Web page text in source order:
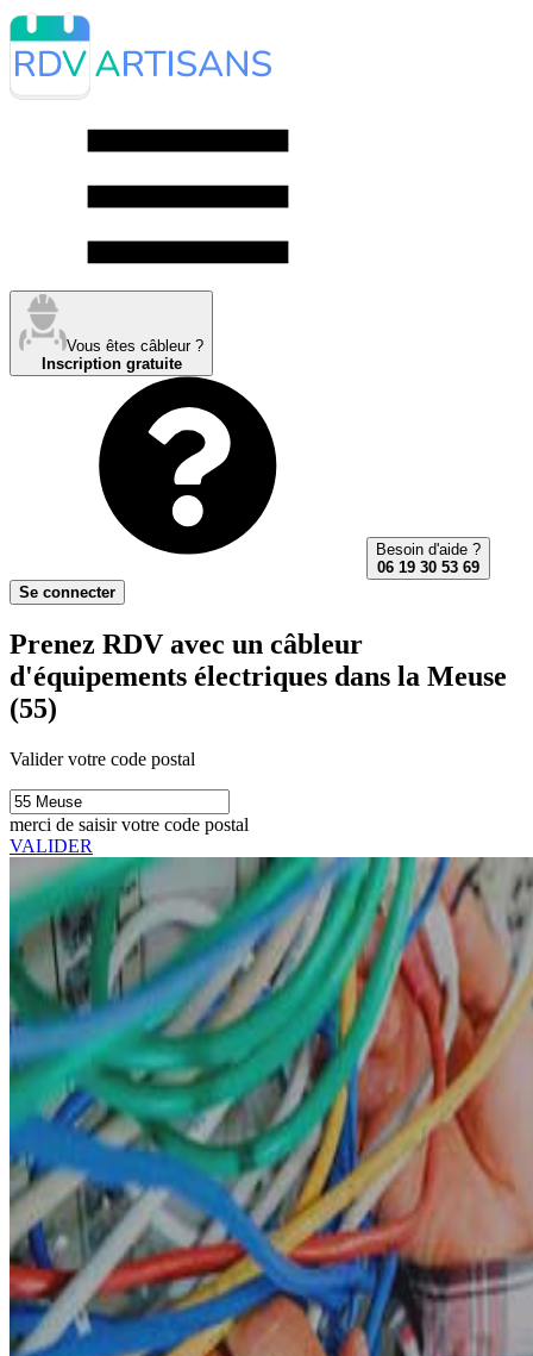
Vous êtes câbleur ?
Inscription gratuite
Besoin d'aide ?
06 19 30 53 69
Se connecter
Prenez RDV avec un câbleur
d'équipements électriques dans la Meuse
(55)
Valider votre code postal
merci de saisir votre code postal
VALIDER